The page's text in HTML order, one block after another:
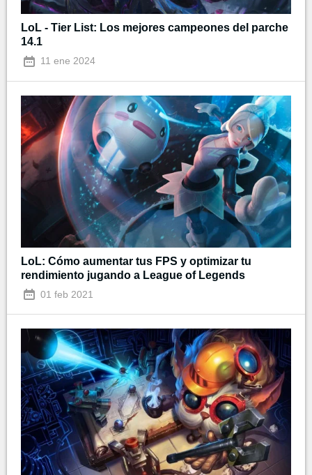
LoL - Tier List: Los mejores campeones del parche
14.1
11 ene 2024
LoL: Cómo aumentar tus FPS y optimizar tu
rendimiento jugando a League of Legends
01 feb 2021